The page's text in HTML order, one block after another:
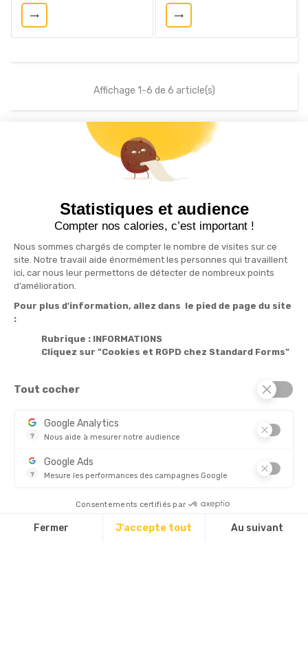
trending_flat trending_flat
Affichage 1-6 de 6 article(s)
Recevez nos actualités par e-mail en vous abonnant
Informations
Produits 
Notre société
Statistiques et audience
Compter nos calories, c’est important !
Nous sommes chargés de compter le nombre de visites sur ce
site. Notre travail aide énormément les personnes qui travaillent
ici, car nous leur permettons de détecter de nombreux points
d’amélioration.
Pour plus d'information, allez dans le pied de page du site
:
Rubrique : INFORMATIONS
Cliquez sur "Cookies et RGPD chez Standard Forms"
Tout cocher
?
Google Analytics
Nous aide à mesurer notre audience
?
Google Ads
Mesure les performances des campagnes Google
Consentements certifiés par
Fermer J'accepte tout Au suivant